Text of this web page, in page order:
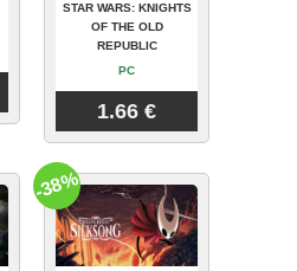
STAR WARS: KNIGHTS
OF THE OLD
REPUBLIC
PC
1.66 €
-38%